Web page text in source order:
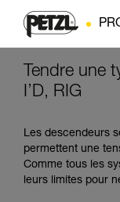
Tendre une
I’D, RIG
Les descendeurs
permettent une
Comme tous les
leurs limites pour